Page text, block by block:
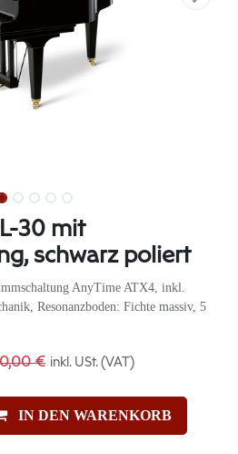
30 mit
schwarz poliert
AnyTime ATX4, inkl.
Resonanzboden: Fichte massiv, 5
€ inkl. USt. (VAT)
IN DEN WARENKORB